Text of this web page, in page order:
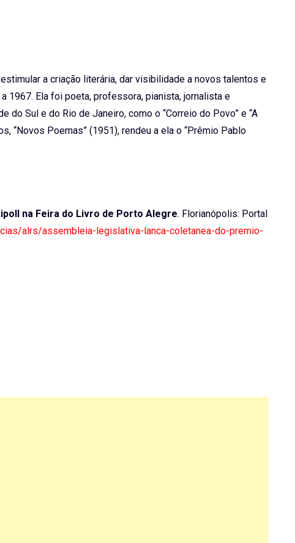
a criação literária, dar visibilidade a novos talentos e
1967. Ela foi poeta, professora, pianista, jornalista e
Sul e do Rio de Janeiro, como o “Correio do Povo” e “A
“Novos Poemas” (1951), rendeu a ela o “Prêmio Pablo
na Feira do Livro de Porto Alegre. Florianópolis: Portal
alrs/assembleia-legislativa-lanca-coletanea-do-premio-